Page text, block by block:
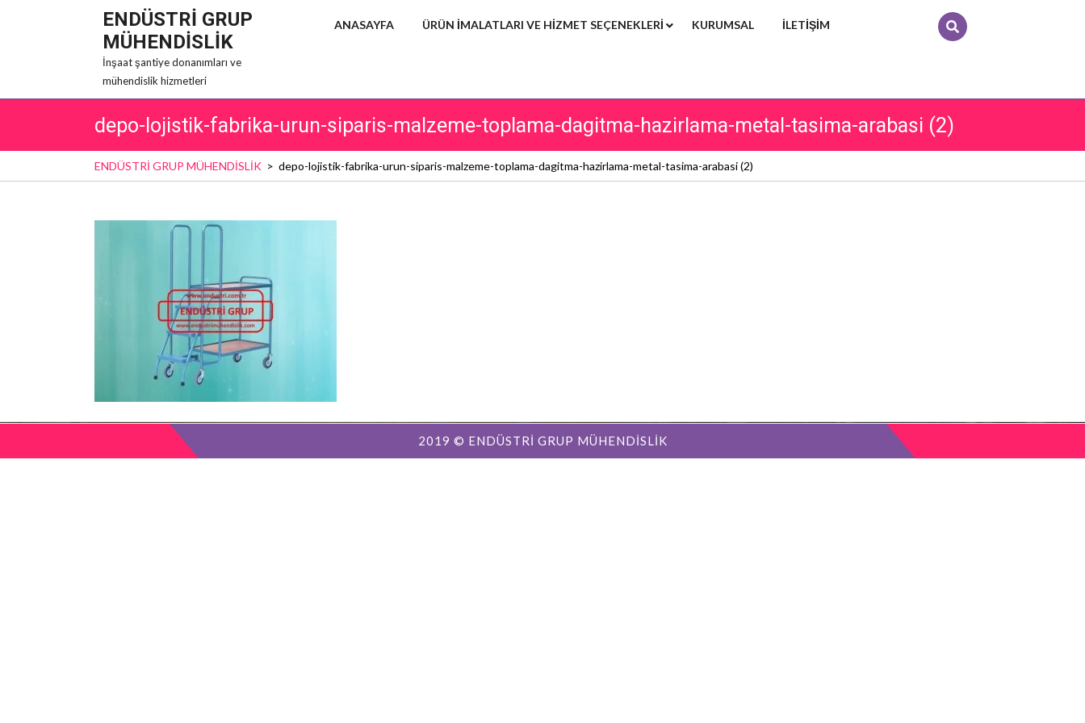
ENDÜSTRİ GRUP
MÜHENDİSLİK
İnşaat şantiye donanımları ve
mühendislik hizmetleri
ANASAYFA ÜRÜN IMALATLARI VE HIZMET SEÇENEKLERI KURUMSAL İLETIŞIM
depo-lojistik-fabrika-urun-siparis-malzeme-toplama-dagitma-hazirlama-metal-tasima-arabasi (2)
ENDÜSTRİ GRUP MÜHENDİSLİK > depo-lojistik-fabrika-urun-siparis-malzeme-toplama-dagitma-hazirlama-metal-tasima-arabasi (2)
2019 © ENDÜSTRİ GRUP MÜHENDİSLİK